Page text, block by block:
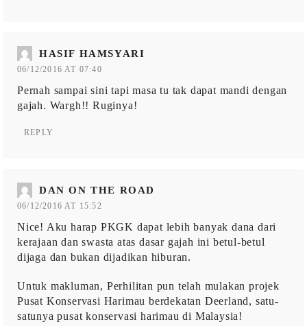
HASIF HAMSYARI
06/12/2016 AT 07:40
Pernah sampai sini tapi masa tu tak dapat mandi dengan
gajah. Wargh!! Ruginya!
REPLY
DAN ON THE ROAD
06/12/2016 AT 15:52
Nice! Aku harap PKGK dapat lebih banyak dana dari
kerajaan dan swasta atas dasar gajah ini betul-betul
dijaga dan bukan dijadikan hiburan.
Untuk makluman, Perhilitan pun telah mulakan projek
Pusat Konservasi Harimau berdekatan Deerland, satu-
satunya pusat konservasi harimau di Malaysia!